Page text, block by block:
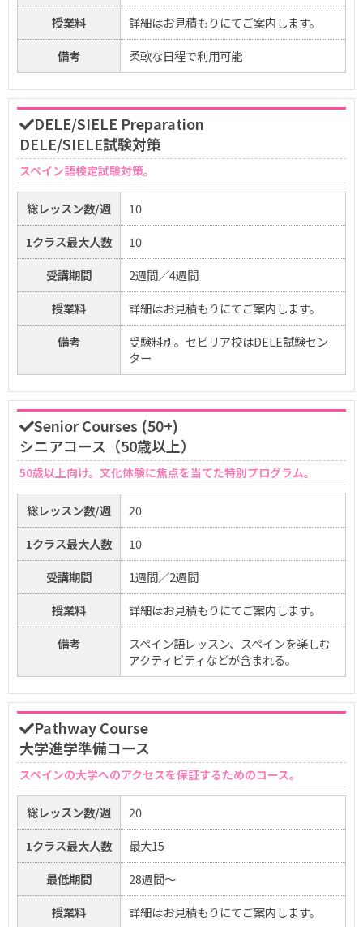
授業料
詳細はお見積もりにてご案内します。
備考
柔軟な日程で利用可能
DELE/SIELE Preparation
DELE/SIELE試験対策
スペイン語検定試験対策。
総レッスン数/週
10
1クラス最大人数
10
受講期間
2週間／4週間
授業料
詳細はお見積もりにてご案内します。
備考
受験料別。セビリア校はDELE試験セン
ター
Senior Courses (50+)
シニアコース（50歳以上）
50歳以上向け。文化体験に焦点を当てた特別プログラム。
総レッスン数/週
20
1クラス最大人数
10
受講期間
1週間／2週間
授業料
詳細はお見積もりにてご案内します。
備考
スペイン語レッスン、スペインを楽しむ
アクティビティなどが含まれる。
Pathway Course
大学進学準備コース
スペインの大学へのアクセスを保証するためのコース。
総レッスン数/週
20
1クラス最大人数
最大15
最低期間
28週間～
授業料
詳細はお見積もりにてご案内します。